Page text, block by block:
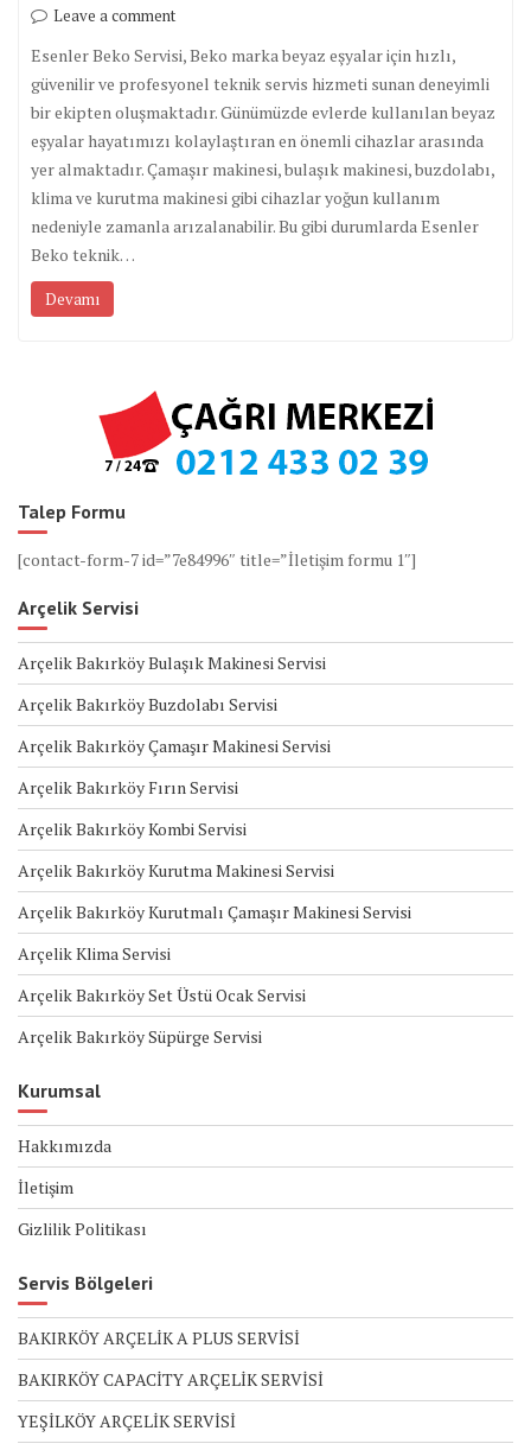
Leave a comment
Esenler Beko Servisi, Beko marka beyaz eşyalar için hızlı,
güvenilir ve profesyonel teknik servis hizmeti sunan deneyimli
bir ekipten oluşmaktadır. Günümüzde evlerde kullanılan beyaz
eşyalar hayatımızı kolaylaştıran en önemli cihazlar arasında
yer almaktadır. Çamaşır makinesi, bulaşık makinesi, buzdolabı,
klima ve kurutma makinesi gibi cihazlar yoğun kullanım
nedeniyle zamanla arızalanabilir. Bu gibi durumlarda Esenler
Beko teknik…
Devamı
Talep Formu
[contact-form-7 id=”7e84996″ title=”İletişim formu 1″]
Arçelik Servisi
Arçelik Bakırköy Bulaşık Makinesi Servisi
Arçelik Bakırköy Buzdolabı Servisi
Arçelik Bakırköy Çamaşır Makinesi Servisi
Arçelik Bakırköy Fırın Servisi
Arçelik Bakırköy Kombi Servisi
Arçelik Bakırköy Kurutma Makinesi Servisi
Arçelik Bakırköy Kurutmalı Çamaşır Makinesi Servisi
Arçelik Klima Servisi
Arçelik Bakırköy Set Üstü Ocak Servisi
Arçelik Bakırköy Süpürge Servisi
Kurumsal
Hakkımızda
İletişim
Gizlilik Politikası
Servis Bölgeleri
BAKIRKÖY ARÇELİK A PLUS SERVİSİ
BAKIRKÖY CAPACİTY ARÇELİK SERVİSİ
YEŞİLKÖY ARÇELİK SERVİSİ